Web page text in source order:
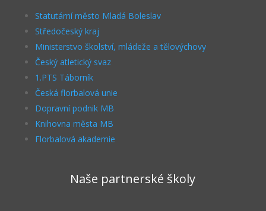
Statutární město Mladá Boleslav
Středočeský kraj
Ministerstvo školství, mládeže a tělovýchovy
Český atletický svaz
1.PTS Táborník
Česká florbalová unie
Dopravní podnik MB
Knihovna města MB
Florbalová akademie
Naše partnerské školy